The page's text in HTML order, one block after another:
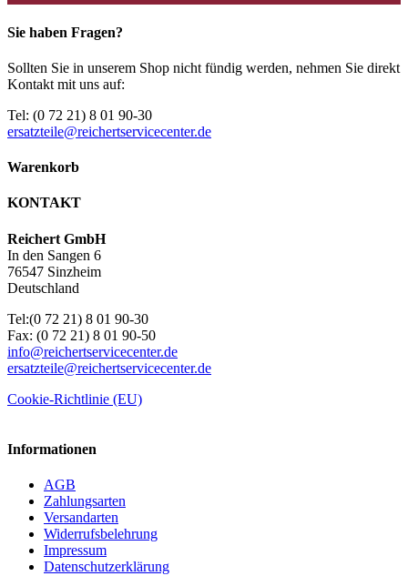
Sie haben Fragen?
Sollten Sie in unserem Shop nicht fündig werden, nehmen Sie direkt
Kontakt mit uns auf:
Tel: (0 72 21) 8 01 90-30
ersatzteile@reichertservicecenter.de
Warenkorb
KONTAKT
Reichert GmbH
In den Sangen 6
76547 Sinzheim
Deutschland
Tel:(0 72 21) 8 01 90-30
Fax: (0 72 21) 8 01 90-50
info@reichertservicecenter.de
ersatzteile@reichertservicecenter.de
Cookie-Richtlinie (EU)
Informationen
AGB
Zahlungsarten
Versandarten
Widerrufsbelehrung
Impressum
Datenschutzerklärung